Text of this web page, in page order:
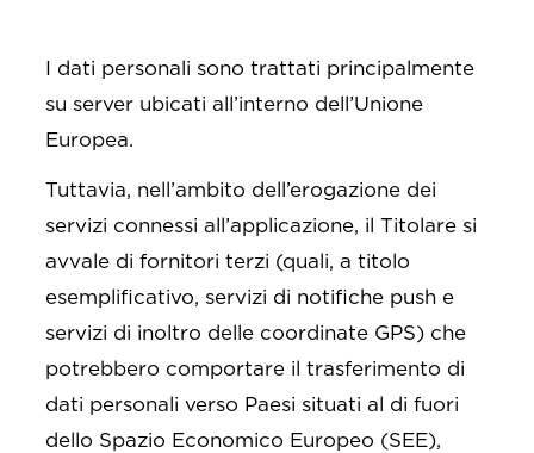
I dati personali sono trattati principalmente
su server ubicati all’interno dell’Unione
Europea.
Tuttavia, nell’ambito dell’erogazione dei
servizi connessi all’applicazione, il Titolare si
avvale di fornitori terzi (quali, a titolo
esemplificativo, servizi di notifiche push e
servizi di inoltro delle coordinate GPS) che
potrebbero comportare il trasferimento di
dati personali verso Paesi situati al di fuori
dello Spazio Economico Europeo (SEE),